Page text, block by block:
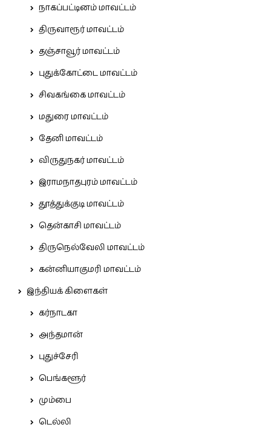
நாகப்பட்டினம் மாவட்டம்
திருவாரூர் மாவட்டம்
தஞ்சாவூர் மாவட்டம்
புதுக்கோட்டை மாவட்டம்
சிவகங்கை மாவட்டம்
மதுரை மாவட்டம்
தேனி மாவட்டம்
விருதுநகர் மாவட்டம்
இராமநாதபுரம் மாவட்டம்
தூத்துக்குடி மாவட்டம்
தென்காசி மாவட்டம்
திருநெல்வேலி மாவட்டம்
கன்னியாகுமரி மாவட்டம்
இந்தியக் கிளைகள்
கர்நாடகா
அந்தமான்
புதுச்சேரி
பெங்களூர்
மும்பை
டெல்லி